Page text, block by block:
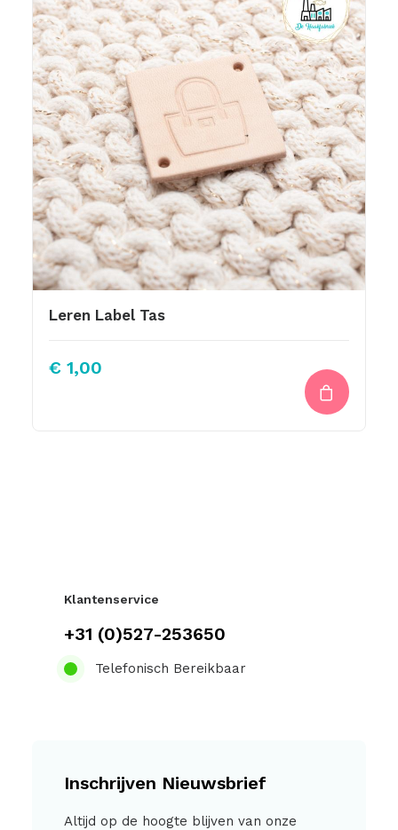
Leren Label Tas
€ 1,00
Klantenservice
+31 (0)527-253650
Telefonisch Bereikbaar
Inschrijven Nieuwsbrief
Altijd op de hoogte blijven van onze